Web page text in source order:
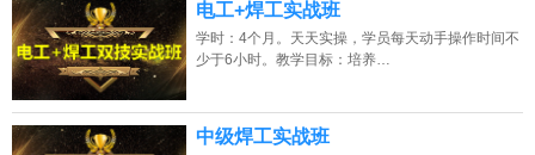
电工+焊工实战班
学时：4个月。天天实操，学员每天动手操作时间不
少于6小时。教学目标：培养…
中级焊工实战班